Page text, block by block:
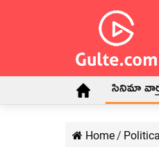
సినిమా
Home/